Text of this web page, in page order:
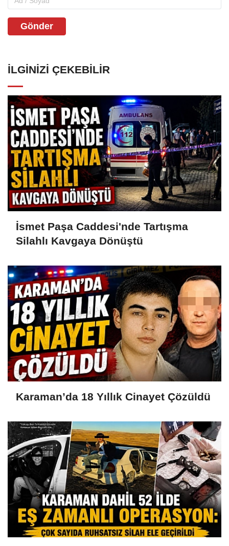
Gönder
İLGINIZI ÇEKEBILIR
İsmet Paşa Caddesi'nde Tartışma
Silahlı Kavgaya Dönüştü
Karaman’da 18 Yıllık Cinayet Çözüldü